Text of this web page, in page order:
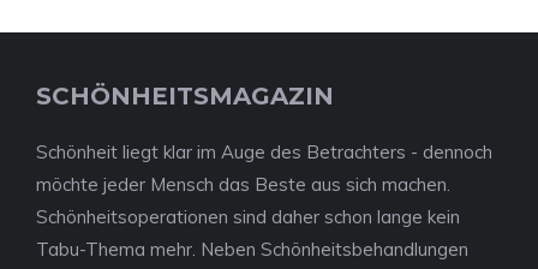
SCHÖNHEITSMAGAZIN
Schönheit liegt klar im Auge des Betrachters - dennoch
möchte jeder Mensch das Beste aus sich machen.
Schönheitsoperationen sind daher schon lange kein
Tabu-Thema mehr. Neben Schönheitsbehandlungen